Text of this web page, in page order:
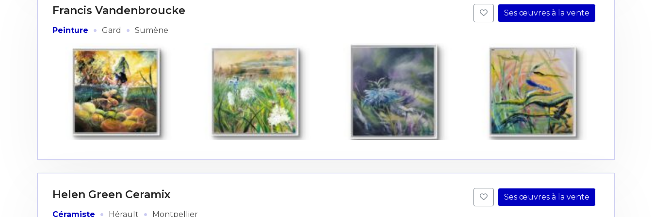
Francis Vandenbroucke
Peinture · Gard · Sumène
Ses œuvres à la vente
Helen Green Ceramix
Céramiste Hérault Montpellier
Ses œuvres à la vente